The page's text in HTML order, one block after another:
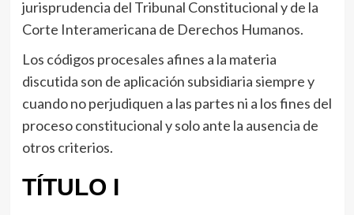
jurisprudencia del Tribunal Constitucional y de la
Corte Interamericana de Derechos Humanos.
Los códigos procesales afines a la materia
discutida son de aplicación subsidiaria siempre y
cuando no perjudiquen a las partes ni a los fines del
proceso constitucional y solo ante la ausencia de
otros criterios.
TÍTULO I